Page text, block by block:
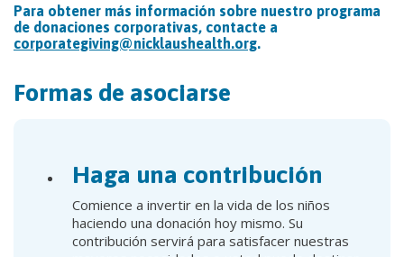
Para obtener más información sobre nuestro programa
de donaciones corporativas, contacte a
corporategiving@nicklaushealth.org.
Formas de asociarse
Haga una contribución
Comience a invertir en la vida de los niños
haciendo una donación hoy mismo. Su
contribución servirá para satisfacer nuestras